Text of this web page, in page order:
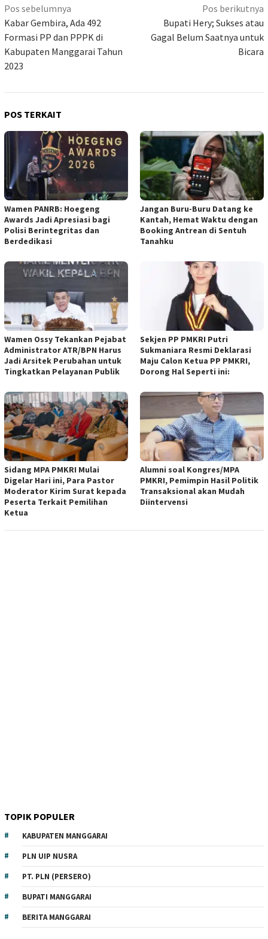
Navigasi
pos
Pos sebelumnya
Kabar Gembira, Ada 492
Formasi PP dan PPPK di
Kabupaten Manggarai Tahun
2023
Pos berikutnya
Bupati Hery; Sukses atau
Gagal Belum Saatnya untuk
Bicara
POS TERKAIT
Wamen PANRB: Hoegeng
Awards Jadi Apresiasi bagi
Polisi Berintegritas dan
Berdedikasi
Jangan Buru-Buru Datang ke
Kantah, Hemat Waktu dengan
Booking Antrean di Sentuh
Tanahku
Wamen Ossy Tekankan Pejabat
Administrator ATR/BPN Harus
Jadi Arsitek Perubahan untuk
Tingkatkan Pelayanan Publik
Sekjen PP PMKRI Putri
Sukmaniara Resmi Deklarasi
Maju Calon Ketua PP PMKRI,
Dorong Hal Seperti ini:
Sidang MPA PMKRI Mulai
Digelar Hari ini, Para Pastor
Moderator Kirim Surat kepada
Peserta Terkait Pemilihan
Ketua
Alumni soal Kongres/MPA
PMKRI, Pemimpin Hasil Politik
Transaksional akan Mudah
Diintervensi
TOPIK POPULER
KABUPATEN MANGGARAI
PLN UIP NUSRA
PT. PLN (PERSERO)
BUPATI MANGGARAI
BERITA MANGGARAI